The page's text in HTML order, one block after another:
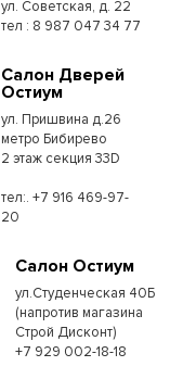
ул. Советская, д. 22
тел : 8 987 047 34 77
Салон Дверей
Остиум
ул. Пришвина д.26
метро Бибирево
2 этаж секция 33D
тел:. +7 916 469-97-
20
Салон Остиум
ул.Студенческая 40Б
(напротив магазина
Строй Дисконт)
+7 929 002-18-18